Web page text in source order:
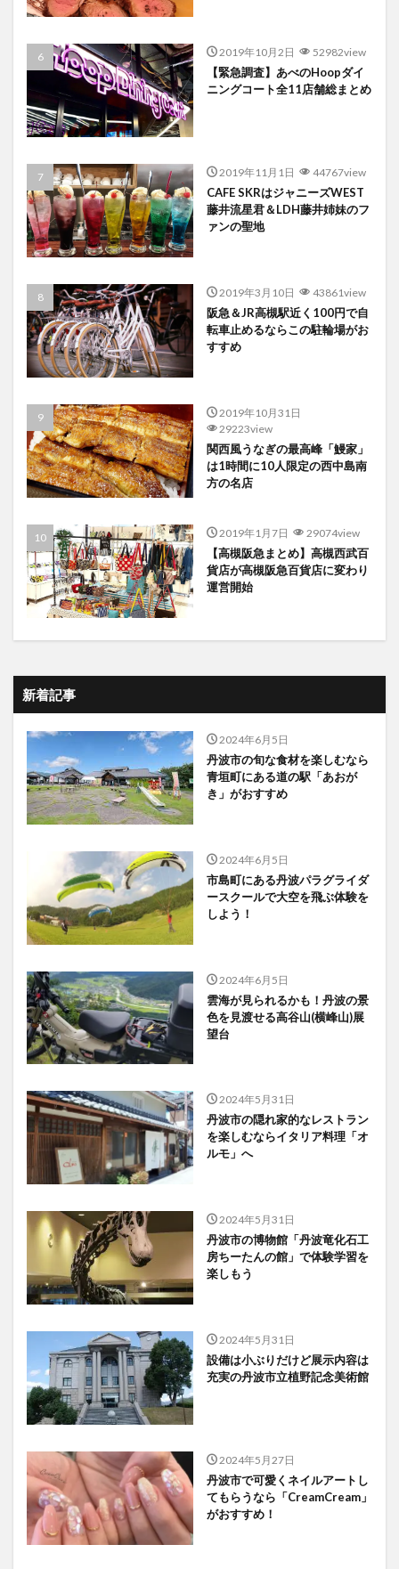
2019年10月2日 52982view
【緊急調査】あべのHoopダイ
ニングコート全11店舗総まとめ
2019年11月1日 44767view
CAFE SKRはジャニーズWEST
藤井流星君＆LDH藤井姉妹のフ
ァンの聖地
2019年3月10日 43861view
阪急＆JR高槻駅近く100円で自
転車止めるならこの駐輪場がお
すすめ
2019年10月31日
29223view
関西風うなぎの最高峰「鰻家」
は1時間に10人限定の西中島南
方の名店
2019年1月7日 29074view
【高槻阪急まとめ】高槻西武百
貨店が高槻阪急百貨店に変わり
運営開始
新着記事
2024年6月5日
丹波市の旬な食材を楽しむなら
青垣町にある道の駅「あおが
き」がおすすめ
2024年6月5日
市島町にある丹波パラグライダ
ースクールで大空を飛ぶ体験を
しよう！
2024年6月5日
雲海が見られるかも！丹波の景
色を見渡せる高谷山(横峰山)展
望台
2024年5月31日
丹波市の隠れ家的なレストラン
を楽しむならイタリア料理「オ
ルモ」へ
2024年5月31日
丹波市の博物館「丹波竜化石工
房ちーたんの館」で体験学習を
楽しもう
2024年5月31日
設備は小ぶりだけど展示内容は
充実の丹波市立植野記念美術館
2024年5月27日
丹波市で可愛くネイルアートし
てもらうなら「CreamCream」
がおすすめ！